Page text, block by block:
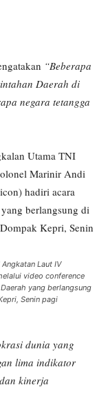
“Beberapa
Daerah di
negara tetangga
Laut IV
video conference
yang berlangsung
Senin pagi
dunia yang
lima indikator
kinerja